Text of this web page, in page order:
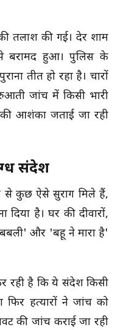
तलाश की गई। देर शाम
बरामद हुआ। पुलिस के
प्रतीत हो रहा है। चारों
जांच में किसी भारी
आशंका जताई जा रही
संदेश
से कुछ ऐसे सुराग मिले हैं,
है। घर की दीवारों,
और 'बहू ने मारा है'
रही है कि ये संदेश किसी
हत्यारों ने जांच को
की जांच कराई जा रही